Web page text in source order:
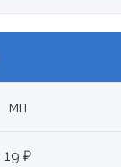
мп
19 ₽